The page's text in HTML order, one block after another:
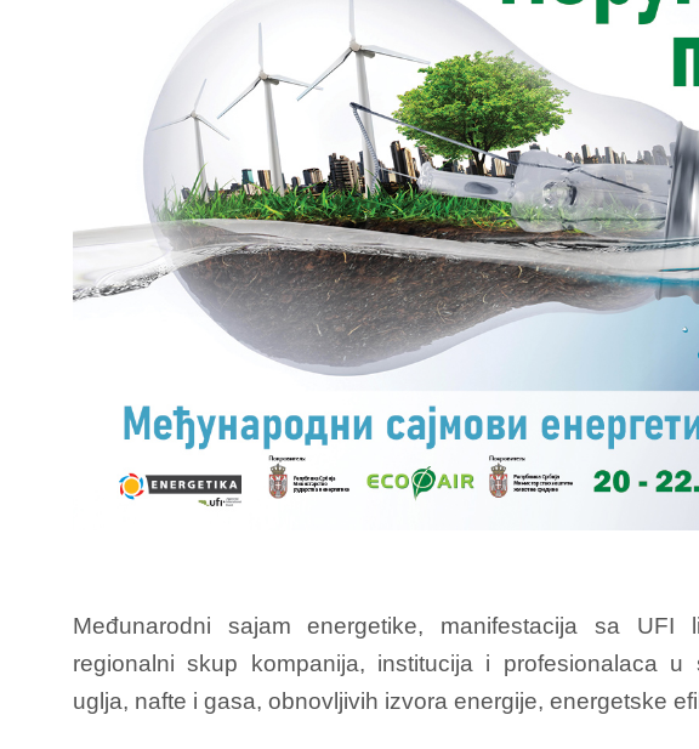
Međunarodni sajam energetike, manifestacija sa UFI
regionalni skup kompanija, institucija i profesionalaca u
uglja, nafte i gasa, obnovljivih izvora energije, energetske